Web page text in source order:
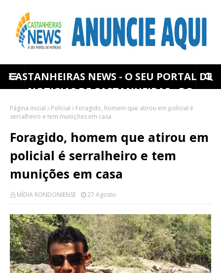
CASTANHEIRAS NEWS - O SEU PORTAL DE
NOTICIAS DE CASTANHEIRAS - RO
Página inicial Policial
Foragido, homem que atirou em policial é
serralheiro e tem munições em casa
Foragido, homem que atirou em
policial é serralheiro e tem
munições em casa
MÍDIA RONDONIENSE 27 Agosto